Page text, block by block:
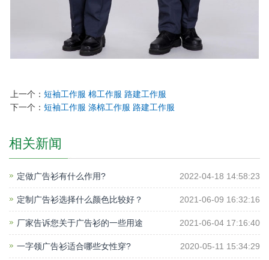
上一个： 短袖工作服 棉工作服 路建工作服
下一个： 短袖工作服 涤棉工作服 路建工作服
相关新闻
2022-04-18 14:58:23
定做广告衫有什么作用?
2021-06-09 16:32:16
定制广告衫选择什么颜色比较好？
2021-06-04 17:16:40
厂家告诉您关于广告衫的一些用途
2020-05-11 15:34:29
一字领广告衫适合哪些女性穿?